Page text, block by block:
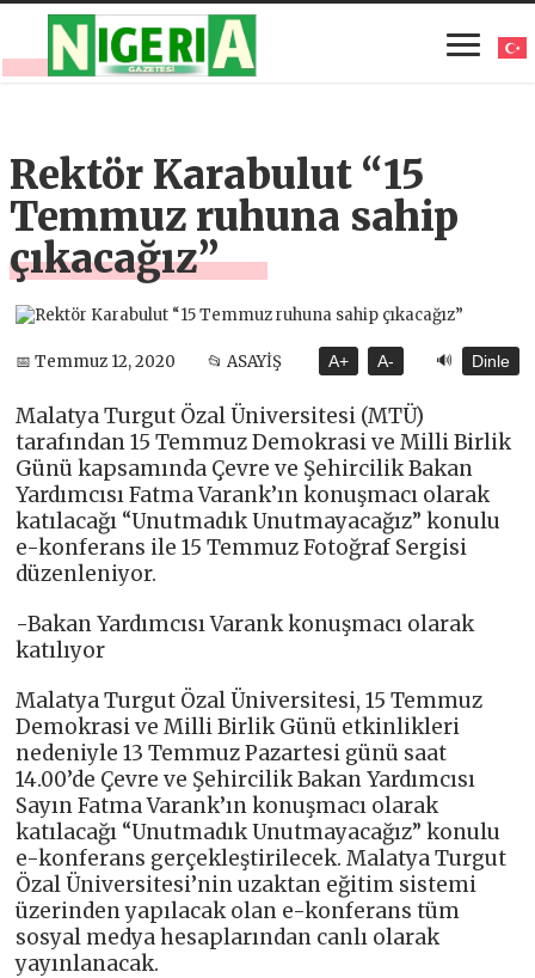
Rektör Karabulut “15
Temmuz ruhuna sahip
çıkacağız”
📅 Temmuz 12, 2020 📂 ASAYİŞ A+ A- 🔊 Dinle
Malatya Turgut Özal Üniversitesi (MTÜ)
tarafından 15 Temmuz Demokrasi ve Milli Birlik
Günü kapsamında Çevre ve Şehircilik Bakan
Yardımcısı Fatma Varank’ın konuşmacı olarak
katılacağı “Unutmadık Unutmayacağız” konulu
e-konferans ile 15 Temmuz Fotoğraf Sergisi
düzenleniyor.
-Bakan Yardımcısı Varank konuşmacı olarak
katılıyor
Malatya Turgut Özal Üniversitesi, 15 Temmuz
Demokrasi ve Milli Birlik Günü etkinlikleri
nedeniyle 13 Temmuz Pazartesi günü saat
14.00’de Çevre ve Şehircilik Bakan Yardımcısı
Sayın Fatma Varank’ın konuşmacı olarak
katılacağı “Unutmadık Unutmayacağız” konulu
e-konferans gerçekleştirilecek. Malatya Turgut
Özal Üniversitesi’nin uzaktan eğitim sistemi
üzerinden yapılacak olan e-konferans tüm
sosyal medya hesaplarından canlı olarak
yayınlanacak.